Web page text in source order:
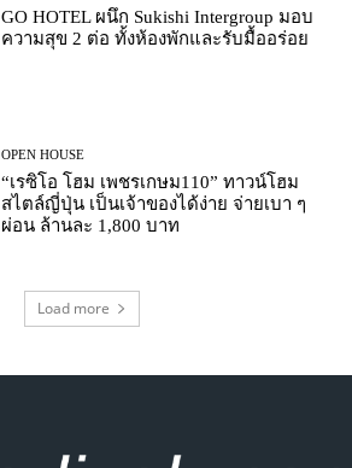
GO HOTEL ผนึก Sukishi Intergroup มอบ
ความสุข 2 ต่อ ทั้งห้องพักและรับมื้ออร่อย
OPEN HOUSE
“เรซิโอ โฮม เพชรเกษม110” ทาวน์โฮม
สไตล์ญี่ปุ่น เป็นเจ้าของได้ง่าย จ่ายเบา ๆ
ผ่อน ล้านละ 1,800 บาท
Load more